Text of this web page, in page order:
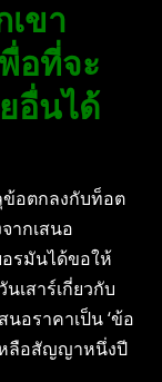
ขา
อที่จะ
อื่นได้
ข้อตกลงกับท็อต
ากเสนอ
รมันได้ขอให้
เสาร์เกี่ยวกับ
อราคาเป็น ‘ข้อ
หลือสัญญาหนึ่งปี